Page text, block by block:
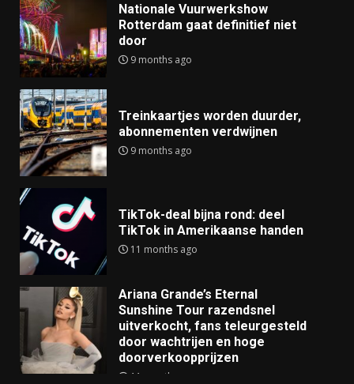
Nationale Vuurwerkshow
Rotterdam gaat definitief niet
door
9 months ago
Treinkaartjes worden duurder,
abonnementen verdwijnen
9 months ago
TikTok-deal bijna rond: deel
TikTok in Amerikaanse handen
11 months ago
Ariana Grande’s Eternal
Sunshine Tour razendsnel
uitverkocht, fans teleurgesteld
door wachtrijen en hoge
doorverkoopprijzen
11 months ago